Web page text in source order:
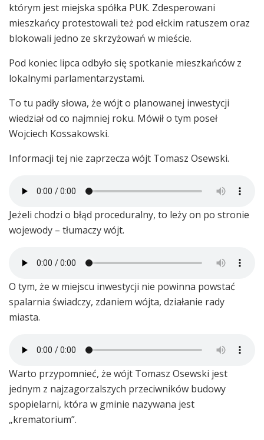
którym jest miejska spółka PUK. Zdesperowani
mieszkańcy protestowali też pod ełckim ratuszem oraz
blokowali jedno ze skrzyżowań w mieście.
Pod koniec lipca odbyło się spotkanie mieszkańców z
lokalnymi parlamentarzystami.
To tu padły słowa, że wójt o planowanej inwestycji
wiedział od co najmniej roku. Mówił o tym poseł
Wojciech Kossakowski.
Informacji tej nie zaprzecza wójt Tomasz Osewski.
Jeżeli chodzi o błąd proceduralny, to leży on po stronie
wojewody – tłumaczy wójt.
O tym, że w miejscu inwestycji nie powinna powstać
spalarnia świadczy, zdaniem wójta, działanie rady
miasta.
Warto przypomnieć, że wójt Tomasz Osewski jest
jednym z najzagorzalszych przeciwników budowy
spopielarni, która w gminie nazywana jest
„krematorium”.